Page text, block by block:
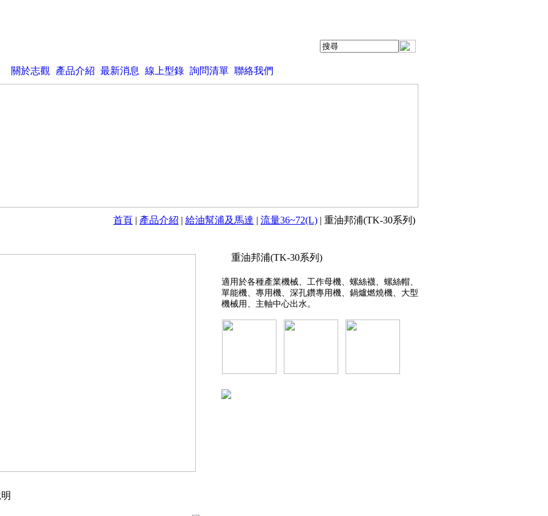
關於志觀 產品介紹 最新消息 線上型錄 詢問清單 聯絡我們
首頁 | 產品介紹 | 給油幫浦及馬達 | 流量36~72(L) | 重油邦浦(TK-30系列)
重油邦浦(TK-30系列)
適用於各種產業機械、工作母機、螺絲襪、螺絲帽、
單能機、專用機、深孔鑽專用機、鍋爐燃燒機、大型
機械用、主軸中心出水。